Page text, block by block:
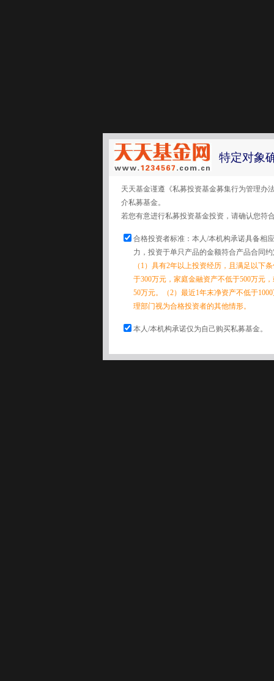
特定对象
天天基金谨遵《私募投资基金募集行为管理办
介私募基金。
若您有意进行私募投资基金投资，请确认您符
合格投资者标准：本人/本机构承诺具备相
力，投资于单只产品的金额符合产品合同
（1）具有2年以上投资经历，且满足以下
于300万元，家庭金融资产不低于500万元
50万元。（2）最近1年末净资产不低于
理部门视为合格投资者的其他情形。
本人/本机构承诺仅为自己购买私募基金。